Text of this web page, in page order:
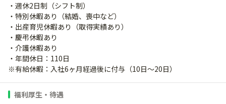
・週休2日制（シフト制）
・特別休暇あり（結婚、喪中など）
・出産育児休暇あり（取得実績あり）
・慶弔休暇あり
・介護休暇あり
・年間休日：110日
※有給休暇：入社6ヶ月経過後に付与（10日～20日）
福利厚生・待遇